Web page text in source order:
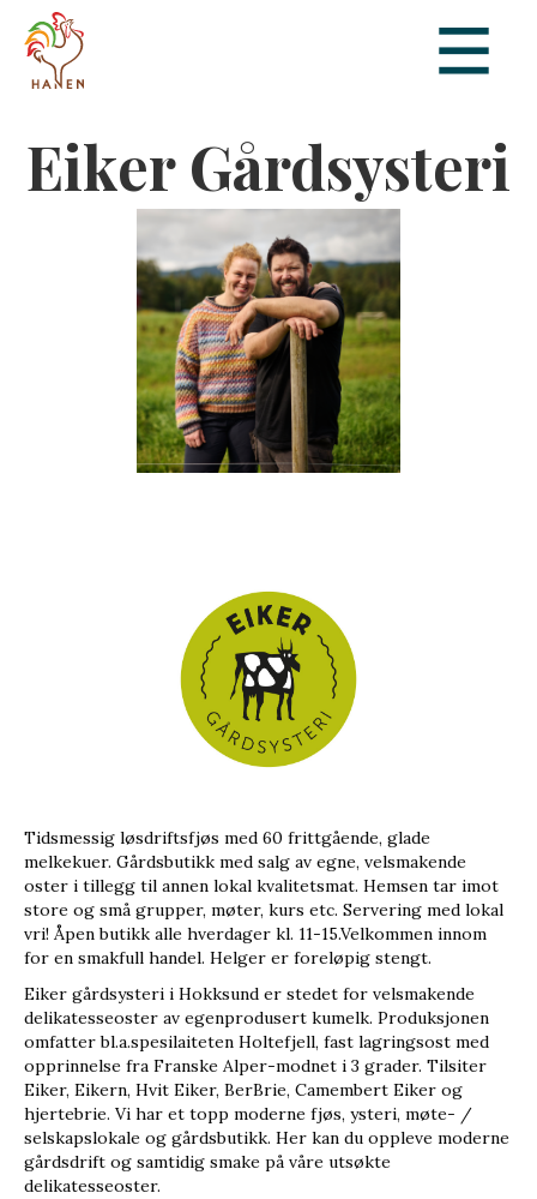
Eiker Gårdsysteri
Tidsmessig løsdriftsfjøs med 60 frittgående, glade
melkekuer. Gårdsbutikk med salg av egne, velsmakende
oster i tillegg til annen lokal kvalitetsmat. Hemsen tar imot
store og små grupper, møter, kurs etc. Servering med lokal
vri! Åpen butikk alle hverdager kl. 11-15.Velkommen innom
for en smakfull handel. Helger er foreløpig stengt.
Eiker gårdsysteri i Hokksund er stedet for velsmakende
delikatesseoster av egenprodusert kumelk. Produksjonen
omfatter bl.a.spesilaiteten Holtefjell, fast lagringsost med
opprinnelse fra Franske Alper-modnet i 3 grader. Tilsiter
Eiker, Eikern, Hvit Eiker, BerBrie, Camembert Eiker og
hjertebrie. Vi har et topp moderne fjøs, ysteri, møte- /
selskapslokale og gårdsbutikk. Her kan du oppleve moderne
gårdsdrift og samtidig smake på våre utsøkte
delikatesseoster.